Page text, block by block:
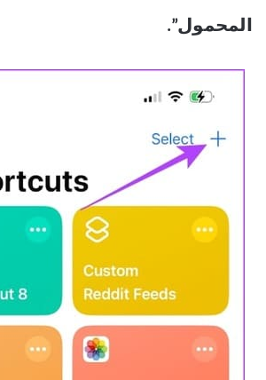
المحمول”.